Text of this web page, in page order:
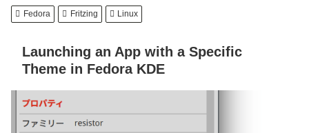
Fedora Fritzing Linux
Launching an App with a Specific
Theme in Fedora KDE